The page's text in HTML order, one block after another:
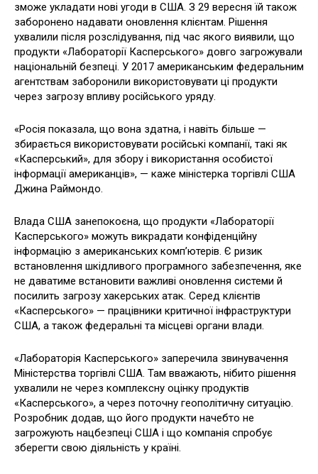
зможе укладати нові угоди в США. З 29 вересня їй також
заборонено надавати оновлення клієнтам. Рішення
ухвалили після розслідування, під час якого виявили, що
продукти «Лабораторії Касперського» довго загрожували
національній безпеці. У 2017 американським федеральним
агентствам заборонили використовувати ці продукти
через загрозу впливу російського уряду.
«Росія показала, що вона здатна, і навіть більше —
збирається використовувати російські компанії, такі як
«Касперський», для збору і використання особистої
інформації американців», — каже міністерка торгівлі США
Джина Раймондо.
Влада США занепокоєна, що продукти «Лабораторії
Касперського» можуть викрадати конфіденційну
інформацію з американських компʼютерів. Є ризик
встановлення шкідливого програмного забезпечення, яке
не даватиме встановити важливі оновлення системи й
посилить загрозу хакерських атак. Серед клієнтів
«Касперського» — працівники критичної інфраструктури
США, а також федеральні та місцеві органи влади.
«Лабораторія Касперського» заперечила звинувачення
Міністерства торгівлі США. Там вважають, нібито рішення
ухвалили не через комплексну оцінку продуктів
«Касперського», а через поточну геополітичну ситуацію.
Розробник додав, що його продукти начебто не
загрожують нацбезпеці США і що компанія спробує
зберегти свою діяльність у країні.